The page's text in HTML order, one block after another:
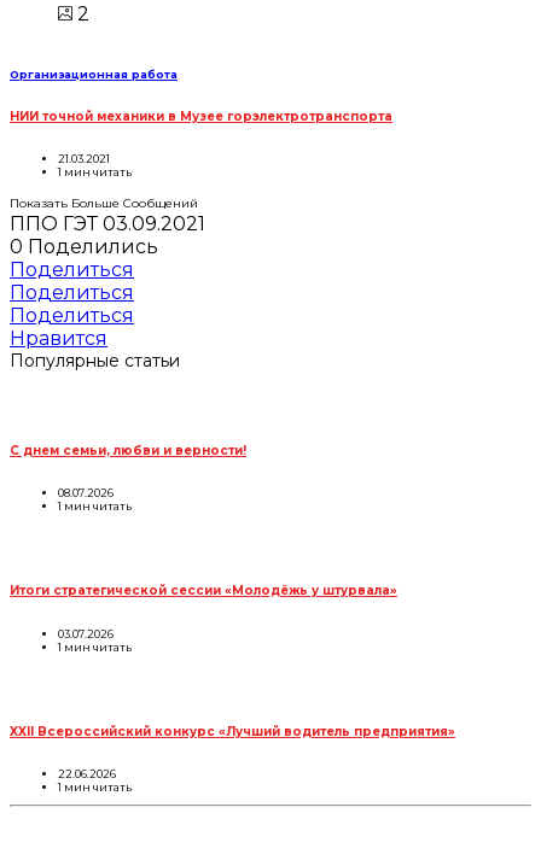
2
Организационная работа
НИИ точной механики в Музее горэлектротранспорта
21.03.2021
1 мин читать
Показать Больше Сообщений
ППО ГЭТ 03.09.2021
0 Поделились
Поделиться
Поделиться
Поделиться
Нравится
Популярные статьи
С днем семьи, любви и верности!
08.07.2026
1 мин читать
Итоги стратегической сессии «Молодёжь у штурвала»
03.07.2026
1 мин читать
XXII Всероссийский конкурс «Лучший водитель предприятия»
22.06.2026
1 мин читать